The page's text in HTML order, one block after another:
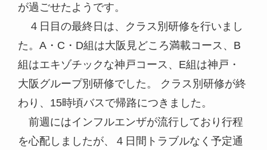
が過ごせたようです。
４日目の最終日は、クラス別研修を行いまし
た。A・C・D組は大阪見どころ満載コース、B
組はエキゾチックな神戸コース、E組は神戸・
大阪グループ別研修でした。 クラス別研修が終
わり、15時頃バスで帰路につきました。
前週にはインフルエンザが流行しており行程
を心配しましたが、４日間トラブルなく予定通